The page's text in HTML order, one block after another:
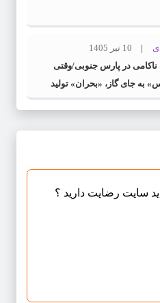
10 تیر 1405
در پارس جنوبی/وقتی
به جای گاز، «بحران» تولید
سایت رضایت دارید ؟